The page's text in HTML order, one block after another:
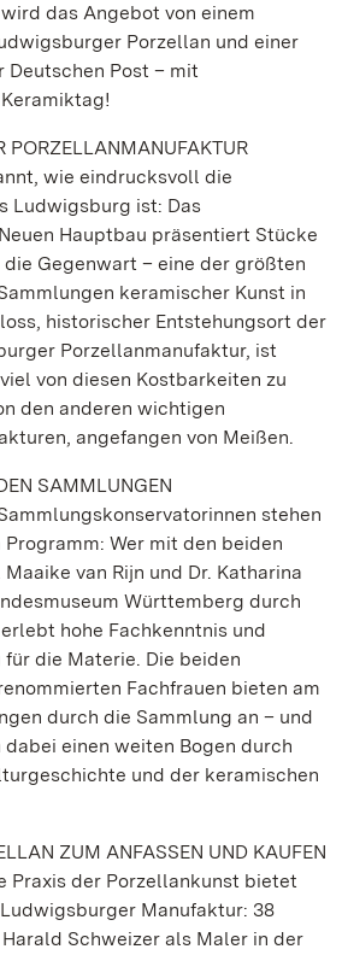
das Angebot von einem
Porzellan und einer
Post – mit
PORZELLANMANUFAKTUR
wie eindrucksvoll die
Ludwigsburg ist: Das
Hauptbau präsentiert Stücke
Gegenwart – eine der größten
keramischer Kunst in
historischer Entstehungsort der
Porzellanmanufaktur, ist
von diesen Kostbarkeiten zu
den anderen wichtigen
angefangen von Meißen.
SAMMLUNGEN
stehen
Wer mit den beiden
van Rijn und Dr. Katharina
Württemberg durch
hohe Fachkenntnis und
die Materie. Die beiden
Fachfrauen bieten am
durch die Sammlung an – und
dabei einen weiten Bogen durch
und der keramischen
ZUM ANFASSEN UND KAUFEN
Praxis der Porzellankunst bietet
Manufaktur: 38
Schweizer als Maler in der